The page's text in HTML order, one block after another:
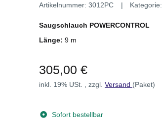
Artikelnummer: 3012PC Kategorie:
Saugschlauch POWERCONTROL
Länge: 9 m
305,00 €
inkl. 19% USt. , zzgl. Versand (Paket)
Sofort bestellbar